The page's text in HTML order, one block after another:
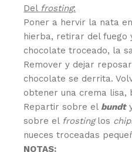
Del frosting:
Poner a hervir la nata
hierba, retirar del
chocolate troceado, la
Remover y dejar
chocolate se derrita.
obtener una crema lisa,
Repartir sobre el bundt
sobre el frosting los
nueces troceadas
NOTAS: